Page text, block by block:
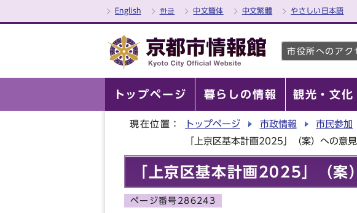
English 한글 中文簡体 中文繁體 やさしい日本語
市役所へのアク
トップページ 暮らしの情報 観光・文化
現在位置： トップページ 市政情報 市民参加
「上京区基本計画2025」（案）への意
「上京区基本計画2025」（案
ページ番号286243